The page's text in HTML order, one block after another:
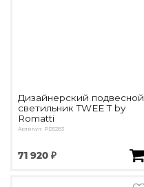
Дизайнерский подвесной
светильник TWEE T by
Romatti
Артикул: PD5283
71 920 ₽